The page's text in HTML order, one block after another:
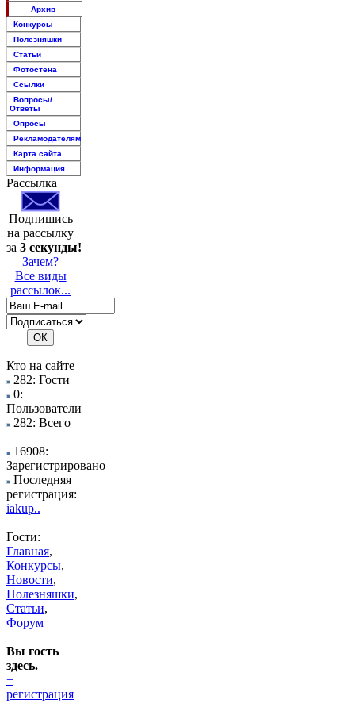
Архив
Конкурсы
Полезняшки
Статьи
Фотостена
Ссылки
Вопросы/
Ответы
Опросы
Рекламодателям
Карта сайта
Информация
Рассылка
Подпишись
на рассылку
за 3 секунды!
Зачем?
Все виды
рассылок...
Кто на сайте
282: Гости
0:
Пользователи
282: Всего
16908:
Зарегистрировано
Последняя
регистрация:
iakup..
Гости:
Главная,
Конкурсы,
Новости,
Полезняшки,
Статьи,
Форум
Вы гость
здесь.
+
регистрация